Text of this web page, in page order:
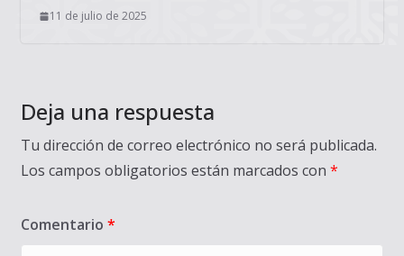
11 de julio de 2025
Deja una respuesta
Tu dirección de correo electrónico no será publicada.
Los campos obligatorios están marcados con *
Comentario *